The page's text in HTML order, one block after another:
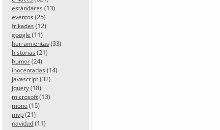
estándares (13)
eventos (25)
frikadas (12)
google (11)
herramientas (33)
historias (21)
humor (24)
inocentadas (14)
javascript (32)
jquery (18)
microsoft (13)
mono (15)
mvp (21)
navidad (11)